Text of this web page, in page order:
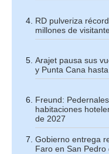
RD pulveriza
millones de
Arajet pausa sus
y Punta Cana
Freund:
habitaciones
de 2027
Gobierno entrega
Faro en San